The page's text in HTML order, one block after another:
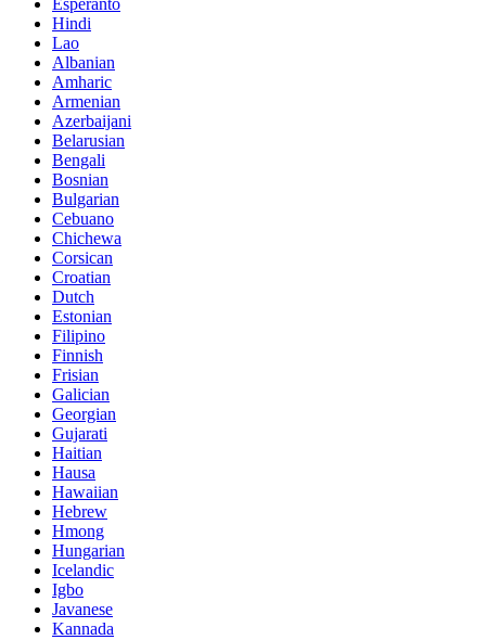
Hindi
Lao
Albanian
Amharic
Armenian
Azerbaijani
Belarusian
Bengali
Bosnian
Bulgarian
Cebuano
Chichewa
Corsican
Croatian
Dutch
Estonian
Filipino
Finnish
Frisian
Galician
Georgian
Gujarati
Haitian
Hausa
Hawaiian
Hebrew
Hmong
Hungarian
Icelandic
Igbo
Javanese
Kannada